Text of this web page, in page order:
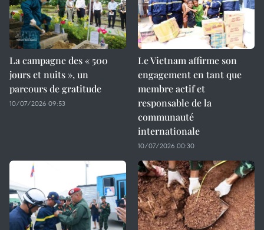
La campagne des « 500
jours et nuits », un
parcours de gratitude
10/07/2026 09:53
Le Vietnam affirme son
engagement en tant que
membre actif et
responsable de la
communauté
internationale
10/07/2026 00:30